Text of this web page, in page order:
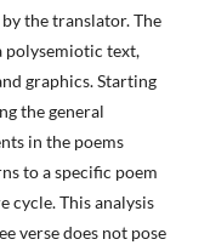
the translator. The
polysemiotic text,
graphics. Starting
the general
in the poems
to a specific poem
cycle. This analysis
verse does not pose